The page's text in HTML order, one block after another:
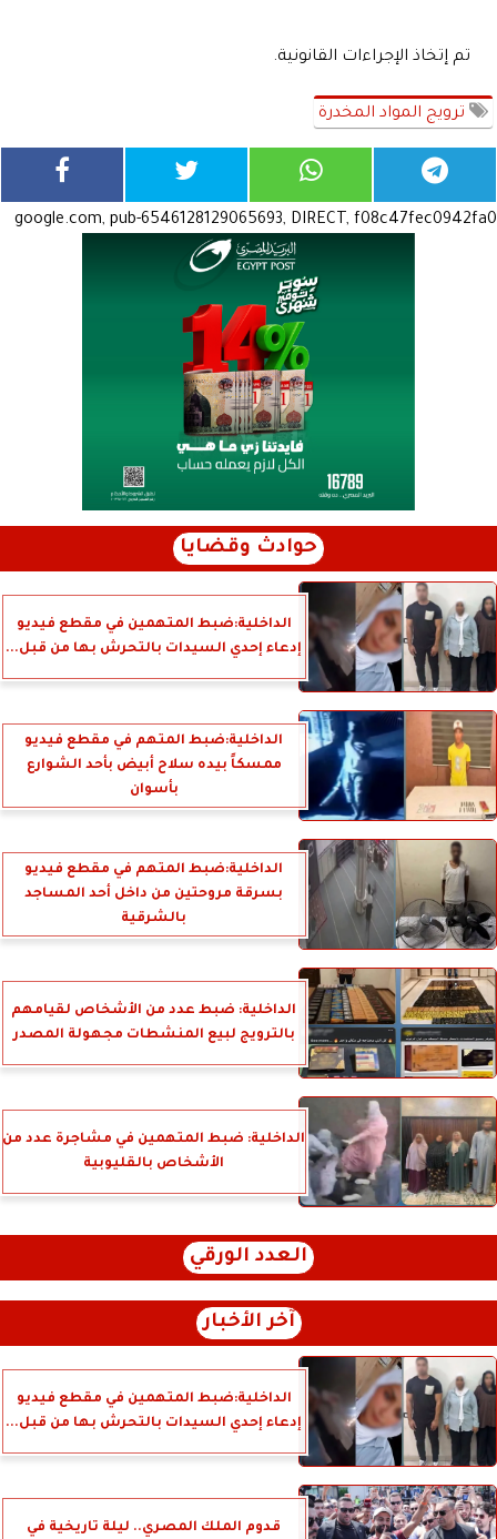
تم إتخاذ الإجراءات القانونية.
ترويج المواد المخدرة
google.com, pub-6546128129065693, DIRECT, f08c47fec0942fa0
حوادث وقضايا
الداخلية:ضبط المتهمين في مقطع فيديو
إدعاء إحدي السيدات بالتحرش بها من قبل...
الداخلية:ضبط المتهم في مقطع فيديو
ممسكاً بيده سلاح أبيض بأحد الشوارع
بأسوان
الداخلية:ضبط المتهم في مقطع فيديو
بسرقة مروحتين من داخل أحد المساجد
بالشرقية
الداخلية: ضبط عدد من الأشخاص لقيامهم
بالترويج لبيع المنشطات مجهولة المصدر
الداخلية: ضبط المتهمين في مشاجرة عدد من
الأشخاص بالقليوبية
العدد الورقي
آخر الأخبار
الداخلية:ضبط المتهمين في مقطع فيديو
إدعاء إحدي السيدات بالتحرش بها من قبل...
قدوم الملك المصري.. ليلة تاريخية في